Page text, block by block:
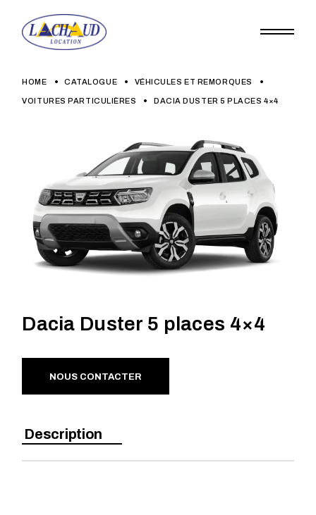
content
HOME CATALOGUE VÉHICULES ET REMORQUES
VOITURES PARTICULIÈRES DACIA DUSTER 5 PLACES 4×4
Dacia Duster 5 places 4×4
NOUS CONTACTER
Description